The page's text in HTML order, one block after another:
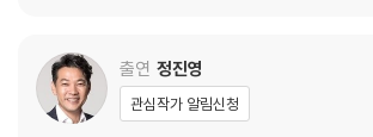
1) 불량으로 인한 교환/반품 요청 시에는 불량 확인
상을 요청할 수 있으며, 동영상이 없는 경우 교환/반
출연 정진영
관심작가 알림신청